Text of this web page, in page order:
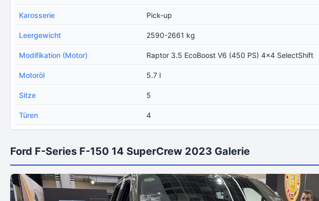
Karosserie Pick-up
Leergewicht 2590-2661 kg
Modifikation (Motor) Raptor 3.5 EcoBoost V6 (450 PS) 4x4 SelectShift
Motoröl 5.7 l
Sitze 5
Türen 4
Ford F-Series F-150 14 SuperCrew 2023 Galerie